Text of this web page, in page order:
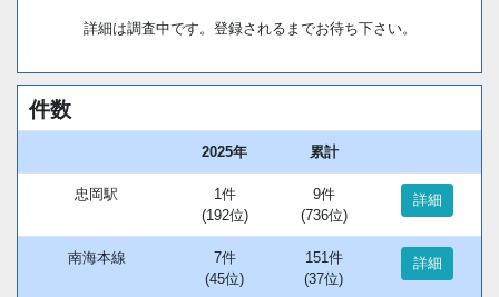
詳細は調査中です。登録されるまでお待ち下さい。
件数
2025年 累計
忠岡駅
1件
(192位)
9件
(736位)
詳細
南海本線
7件
(45位)
151件
(37位)
詳細